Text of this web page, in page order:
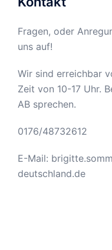
Fragen, oder
uns auf!
Wir sind erreichbar
Zeit von 10-17 Uhr.
AB sprechen.
0176/48732612
E-Mail:
deutschland.de